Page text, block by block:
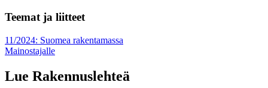
Teemat ja liitteet
11/2024: Suomea rakentamassa
Mainostajalle
Lue Rakennuslehteä